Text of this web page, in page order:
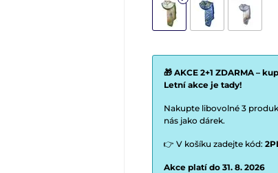
🎁 AKCE 2+1 ZDARMA –
Letní akce je tady!
Nakupte libovolné 3
nás jako dárek.
👉 V košíku zadejte kód:
Akce platí do 31. 8. 2026